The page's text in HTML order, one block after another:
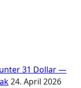
31 Dollar —
24. April 2026